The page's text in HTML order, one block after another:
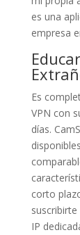
es una
empresa
Es
VPN con
días.
corto
IP